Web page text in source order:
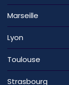
Marseille
Lyon
Toulouse
Strasbourg